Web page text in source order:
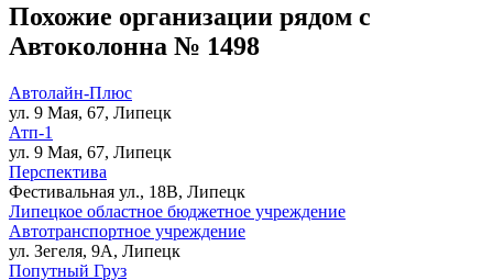
Похожие организации рядом с
Автоколонна № 1498
Автолайн-Плюс
ул. 9 Мая, 67, Липецк
Атп-1
ул. 9 Мая, 67, Липецк
Перспектива
Фестивальная ул., 18В, Липецк
Липецкое областное бюджетное учреждение
Автотранспортное учреждение
ул. Зегеля, 9А, Липецк
Попутный Груз